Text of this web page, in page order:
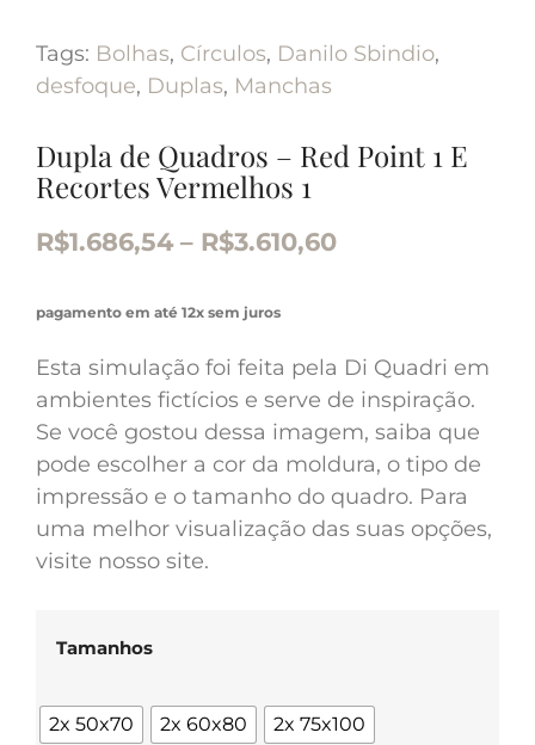
Tags: Bolhas, Círculos, Danilo Sbindio,
desfoque, Duplas, Manchas
Dupla de Quadros – Red Point 1 E
Recortes Vermelhos 1
R$1.686,54 – R$3.610,60
pagamento em até 12x sem juros
Esta simulação foi feita pela Di Quadri em
ambientes fictícios e serve de inspiração.
Se você gostou dessa imagem, saiba que
pode escolher a cor da moldura, o tipo de
impressão e o tamanho do quadro. Para
uma melhor visualização das suas opções,
visite nosso site.
Tamanhos
2x 50x70 2x 60x80 2x 75x100